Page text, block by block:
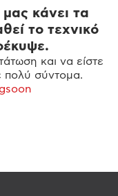
κάνει τα
το τεχνικό
και να είστε
πολύ σύντομα.